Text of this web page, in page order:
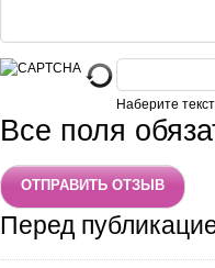
Наберите
Все поля
Перед